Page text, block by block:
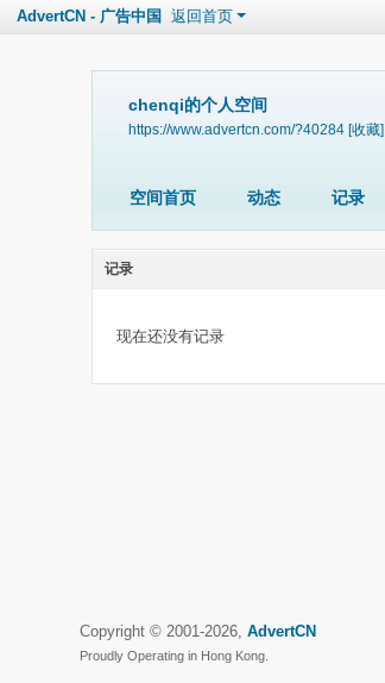
AdvertCN - 广告中国 返回首页
chenqi的个人空间
https://www.advertcn.com/?40284 [收藏]
空间首页 动态 记录
记录
现在还没有记录
Copyright © 2001-2026, AdvertCN
Proudly Operating in Hong Kong.